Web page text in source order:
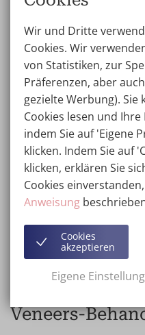
Wir von der Wellness
Entscheidung für eine
Natürlich wollen Sie eine
die zu erwartenden
ausführlich besprochen
Zähne zutrifft, werden
Ihnen über alternative
wie z.B.Zahnkronen,
Zahnaufhellung. Auf
wohlüberlegte
Behandlung die beste
Veneers-
Wir und Dritte
Cookies. Wir
von Statistiken, zur
Präferenzen, aber
gezielte Werbung).
Cookies lesen und
indem Sie auf 'Eigene
klicken. Indem Sie auf
klicken, erklären Sie
Cookies
Anweisung
Cookies
akzeptieren
Eigene